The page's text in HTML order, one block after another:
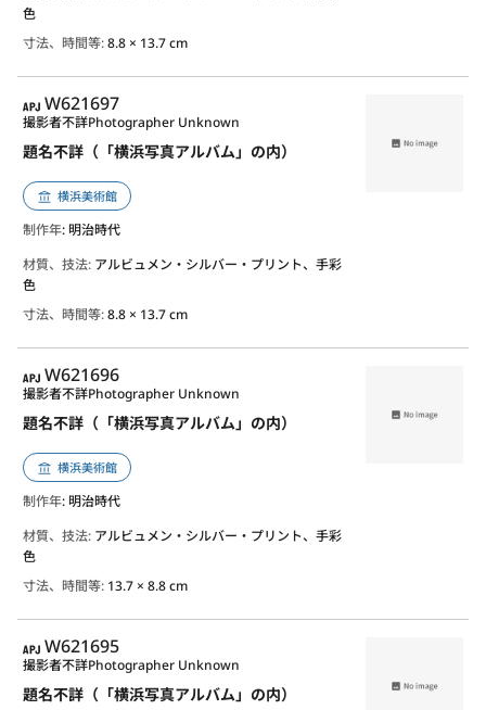
色
寸法、時間等:8.8 × 13.7 cm
APJ
W621697
題名不詳（「横浜写真アルバム」の内）
撮影者不詳Photographer Unknown
横浜美術館
制作年: 明治時代
材質、技法: アルビュメン・シルバー・プリント、手彩
色
寸法、時間等:8.8 × 13.7 cm
APJ
W621696
題名不詳（「横浜写真アルバム」の内）
撮影者不詳Photographer Unknown
横浜美術館
制作年: 明治時代
材質、技法: アルビュメン・シルバー・プリント、手彩
色
寸法、時間等: 13.7 × 8.8 cm
APJ
W621695
題名不詳（「横浜写真アルバム」の内）
撮影者不詳Photographer Unknown